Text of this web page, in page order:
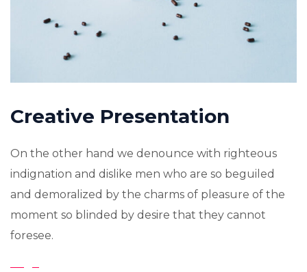
Creative Presentation
On the other hand we denounce with righteous
indignation and dislike men who are so beguiled
and demoralized by the charms of pleasure of the
moment so blinded by desire that they cannot
foresee.